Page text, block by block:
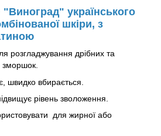
українського
шкіри, з
розгладжування дрібних та
швидко вбирається.
рівень зволоження.
для жирної або